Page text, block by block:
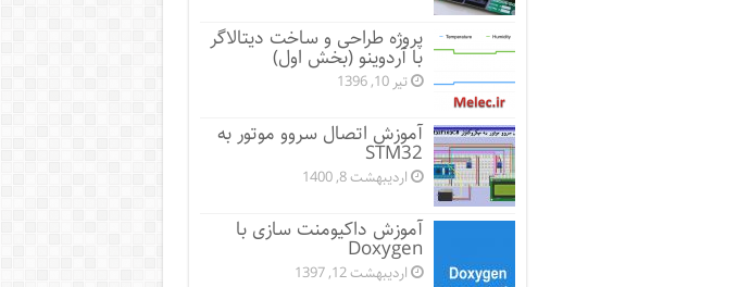
پروژه طراحی و ساخت دیتالاگر
با آردوینو (بخش اول)
تیر 10, 1396
آموزش اتصال سروو موتور به
STM32
اردیبهشت 8, 1400
آموزش داکیومنت سازی با
Doxygen
اردیبهشت 12, 1397